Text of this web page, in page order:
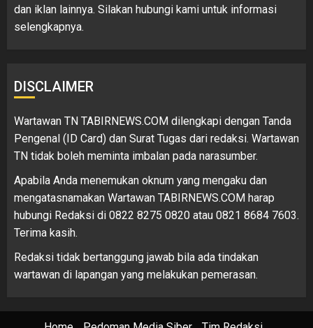
dan iklan lainnya. Silakan hubungi kami untuk informasi
selengkapnya.
DISCLAIMER
Wartawan TN TABIRNEWS.COM dilengkapi dengan Tanda
Pengenal (ID Card) dan Surat Tugas dari redaksi. Wartawan
TN tidak boleh meminta imbalan pada narasumber.
Apabila Anda menemukan oknum yang mengaku dan
mengatasnamakan Wartawan TABIRNEWS.COM harap
hubungi Redaksi di 0822 8275 0820 atau 0821 8684 7603.
Terima kasih.
Redaksi tidak bertanggung jawab bila ada tindakan
wartawan di lapangan yang melakukan pemerasan.